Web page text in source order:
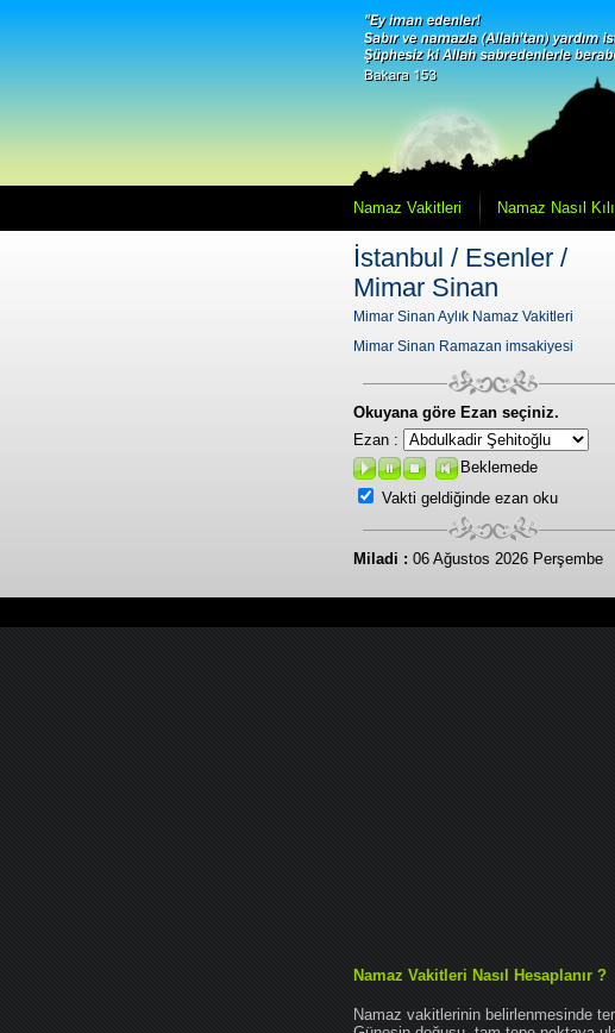
Namaz Vakitleri Namaz Nasıl
İstanbul / Esenler /
Mimar Sinan
Mimar Sinan Aylık Namaz Vakitleri
Mimar Sinan Ramazan imsakiyesi
Okuyana göre Ezan seçiniz.
Ezan :
Beklemede
Vakti geldiğinde ezan oku
Miladi : 06 Ağustos 2026 Perşembe
Namaz Vakitleri Nasıl Hesaplanır ?
Namaz vakitlerinin belirlenmesinde